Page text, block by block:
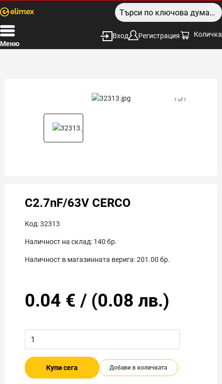
Меню
Вход Регистрация Количка
1 of 1
C2.7nF/63V CERCO
Код:32313
Наличност на склад: 140 бр.
Наличност в магазинната верига:201.00 бр.
0.04 € / (0.08 лв.)
Купи сега Добави в количката